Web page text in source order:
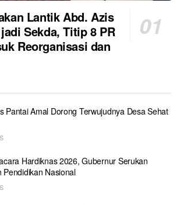
Lantik Abd. Azis
Sekda, Titip 8 PR
Reorganisasi dan
Pantai Amal Dorong Terwujudnya Desa Sehat
Hardiknas 2026, Gubernur Serukan
Pendidikan Nasional